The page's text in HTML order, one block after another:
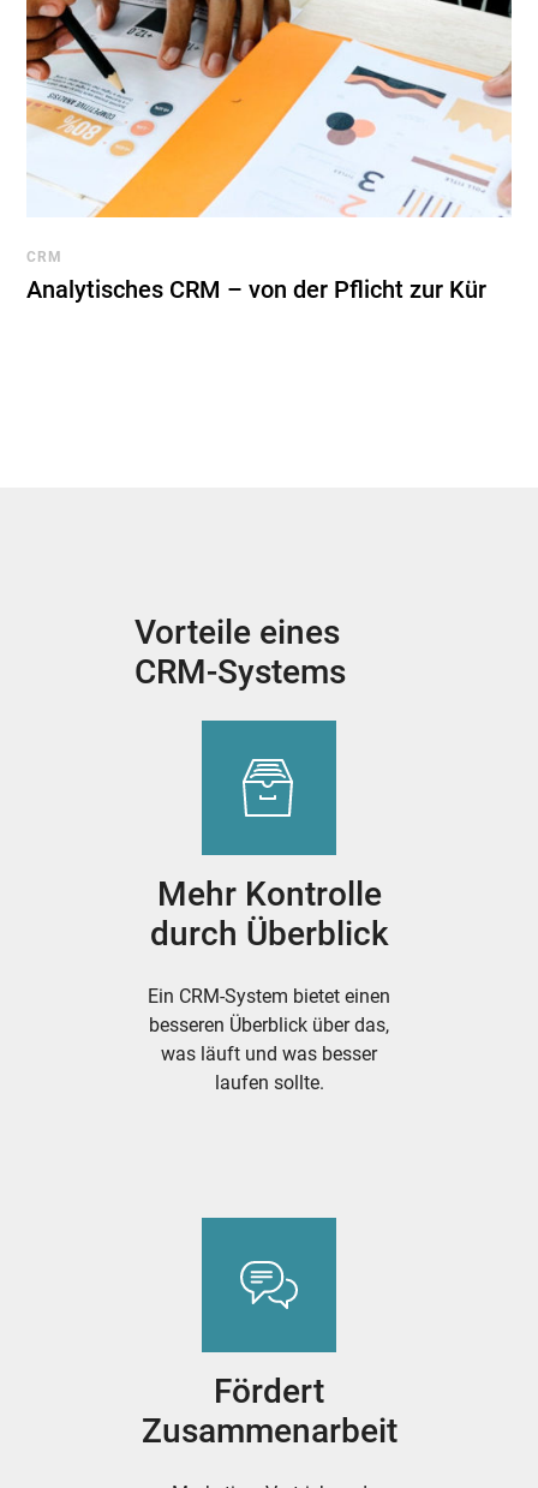
CRM
Analytisches CRM – von der Pflicht zur Kür
Vorteile eines
CRM-Systems
Mehr Kontrolle
durch Überblick
Ein CRM-System bietet einen
besseren Überblick über das,
was läuft und was besser
laufen sollte.
Fördert
Zusammenarbeit